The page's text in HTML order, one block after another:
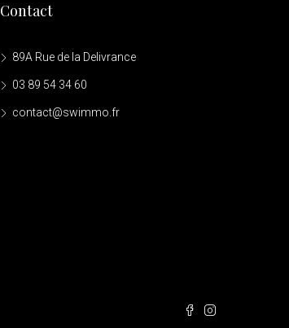
Contact
89A Rue de la Delivrance
03 89 54 34 60
contact@swimmo.fr